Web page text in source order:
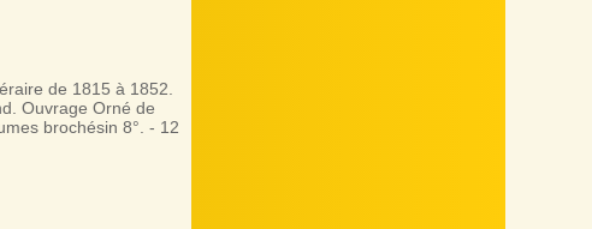
de 1815 à 1852.
Ouvrage Orné de
brochésin 8°. - 12